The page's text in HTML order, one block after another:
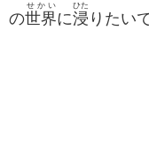
の世界
せかい
に浸
ひた
りたい